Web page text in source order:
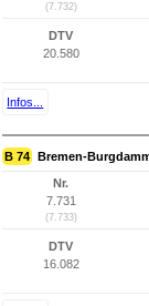
(7.732)
DTV
20.580
Infos...
B 74 Bremen-
Nr.
7.731
(7.733)
DTV
16.082